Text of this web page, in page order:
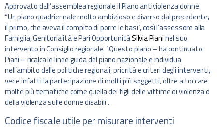
Approvato dall’assemblea regionale il Piano antiviolenza donne.
“Un piano quadriennale molto ambizioso e diverso dal precedente,
il primo, che aveva il compito di porre le basi”, così l’assessore alla
Famiglia, Genitorialità e Pari OpportunitàSilvia Pianinel suo
intervento in Consiglio regionale. “Questo piano – ha continuato
Piani – ricalca le linee guida del piano nazionale e individua
nell’ambito delle politiche regionali, priorità e criteri degli interventi,
vede infatti la partecipazione di molti più soggetti, oltre a toccare
molte più tematiche come quella dei figli delle vittime di violenza o
della violenza sulle donne disabili”.
Codice fiscale utile per misurare interventi